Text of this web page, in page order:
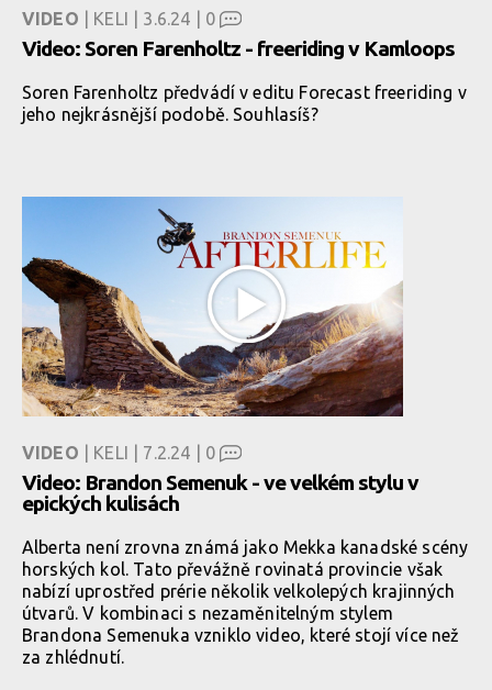
VIDEO | KELI | 3.6.24 | 0
Video: Soren Farenholtz - freeriding v Kamloops
Soren Farenholtz předvádí v editu Forecast freeriding v
jeho nejkrásnější podobě. Souhlasíš?
VIDEO | KELI | 7.2.24 | 0
Video: Brandon Semenuk - ve velkém stylu v
epických kulisách
Alberta není zrovna známá jako Mekka kanadské scény
horských kol. Tato převážně rovinatá provincie však
nabízí uprostřed prérie několik velkolepých krajinných
útvarů. V kombinaci s nezaměnitelným stylem
Brandona Semenuka vzniklo video, které stojí více než
za zhlédnutí.